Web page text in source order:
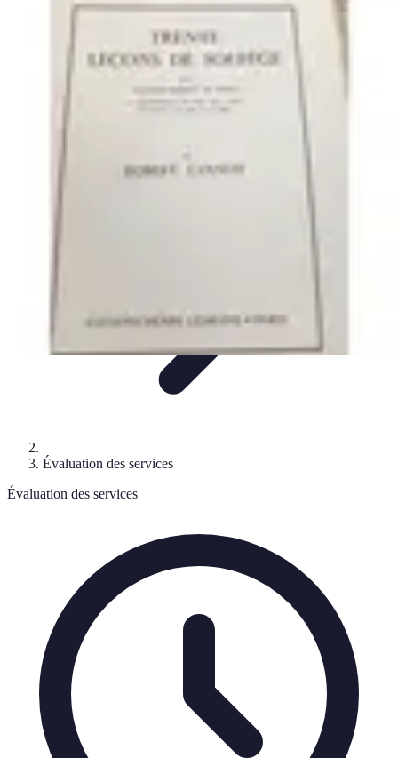
Accompagnement Funéraire
Accompagnement FunéraireChoix de l'accompagnement
Conseils Pratiques Évaluation des Services
Accompagnement Funéraire
Évaluation des services
Évaluation des services